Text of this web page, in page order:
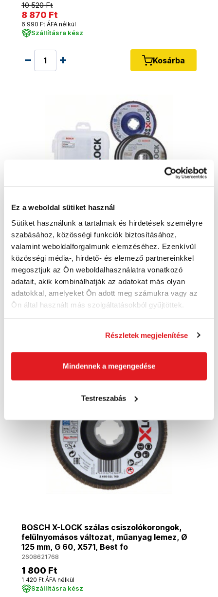
Ez a weboldal sütiket használ
Sütiket használunk a tartalmak és hirdetések személyre
szabásához, közösségi funkciók biztosításához,
valamint weboldalforgalmunk elemzéséhez. Ezenkívül
közösségi média-, hirdető- és elemező partnereinkkel
megosztjuk az Ön weboldalhasználatra vonatkozó
adatait, akik kombinálhatják az adatokat más olyan
adatokkal, amelyeket Ön adott meg számukra vagy az
Ön által használt más szolgáltatásokból gyűjtöttek.
Részletek megjelenítése
Mindennek a megengedése
Testreszabás
10 520 Ft
8 870 Ft
6 990 Ft ÁFA nélkül
Szállításra kész
Kosárba
BOSCH X-LOCK készlet 125 mm, vágó és
szálcsiszoló tárcsa, CMW - 2 608 619 374
2608619374
11 050 Ft
8 710 Ft ÁFA nélkül
Utolsó 2 darab
Kosárba
BOSCH X-LOCK szálas csiszolókorongok,
felülnyomásos változat, műanyag lemez, Ø
125 mm, G 60, X571, Best fo
2608621768
1 800 Ft
1 420 Ft ÁFA nélkül
Szállításra kész